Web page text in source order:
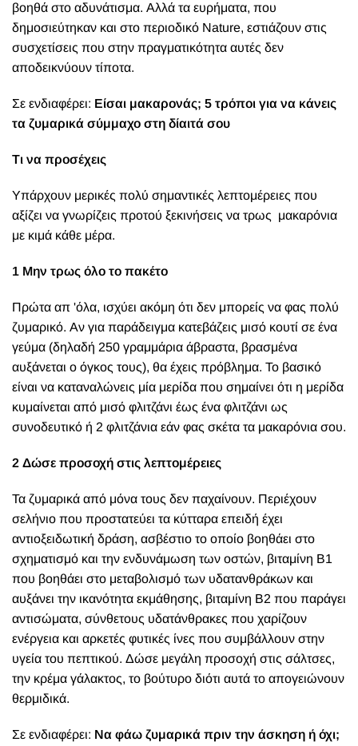
βοηθά στο αδυνάτισμα. Αλλά τα ευρήματα, που
δημοσιεύτηκαν και στο περιοδικό Nature, εστιάζουν στις
συσχετίσεις που στην πραγματικότητα αυτές δεν
αποδεικνύουν τίποτα.
Σε ενδιαφέρει: Είσαι μακαρονάς; 5 τρόποι για να κάνεις
τα ζυμαρικά σύμμαχο στη δίαιτά σου
Τι να προσέχεις
Υπάρχουν μερικές πολύ σημαντικές λεπτομέρειες που
αξίζει να γνωρίζεις προτού ξεκινήσεις να τρως μακαρόνια
με κιμά κάθε μέρα.
1 Μην τρως όλο το πακέτο
Πρώτα απ 'όλα, ισχύει ακόμη ότι δεν μπορείς να φας πολύ
ζυμαρικό. Αν για παράδειγμα κατεβάζεις μισό κουτί σε ένα
γεύμα (δηλαδή 250 γραμμάρια άβραστα, βρασμένα
αυξάνεται ο όγκος τους), θα έχεις πρόβλημα. Το βασικό
είναι να καταναλώνεις μία μερίδα που σημαίνει ότι η μερίδα
κυμαίνεται από μισό φλιτζάνι έως ένα φλιτζάνι ως
συνοδευτικό ή 2 φλιτζάνια εάν φας σκέτα τα μακαρόνια σου.
2 Δώσε προσοχή στις λεπτομέρειες
Τα ζυμαρικά από μόνα τους δεν παχαίνουν. Περιέχουν
σελήνιο που προστατεύει τα κύτταρα επειδή έχει
αντιοξειδωτική δράση, ασβέστιο το οποίο βοηθάει στο
σχηματισμό και την ενδυνάμωση των οστών, βιταμίνη Β1
που βοηθάει στο μεταβολισμό των υδατανθράκων και
αυξάνει την ικανότητα εκμάθησης, βιταμίνη Β2 που παράγει
αντισώματα, σύνθετους υδατάνθρακες που χαρίζουν
ενέργεια και αρκετές φυτικές ίνες που συμβάλλουν στην
υγεία του πεπτικού. Δώσε μεγάλη προσοχή στις σάλτσες,
την κρέμα γάλακτος, το βούτυρο διότι αυτά το απογειώνουν
θερμιδικά.
Σε ενδιαφέρει: Να φάω ζυμαρικά πριν την άσκηση ή όχι;